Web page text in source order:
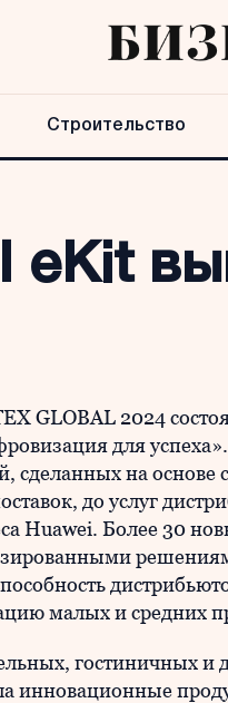
Строительство
eKit
GLOBAL 2024
для
сделанных на основе
до услуг
Huawei. Более 30
малых и средних
гостиничных и
инновационные